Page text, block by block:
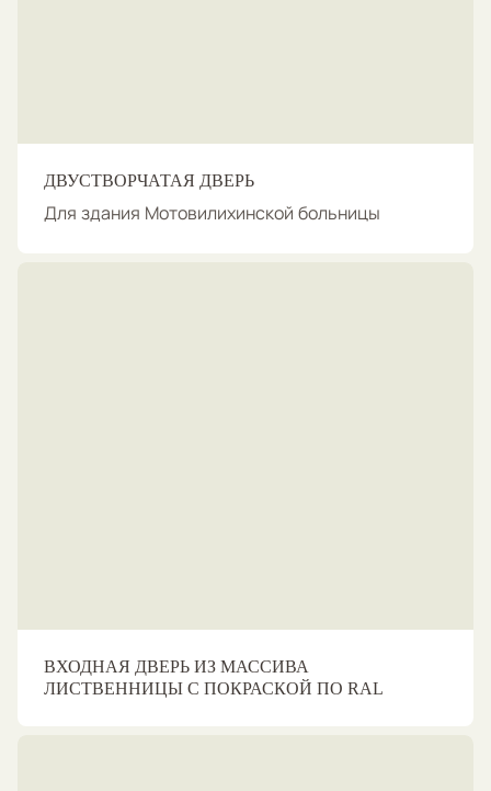
ДВУСТВОРЧАТАЯ ДВЕРЬ
Для здания Мотовилихинской больницы
ВХОДНАЯ ДВЕРЬ ИЗ МАССИВА
ЛИСТВЕННИЦЫ С ПОКРАСКОЙ ПО RAL